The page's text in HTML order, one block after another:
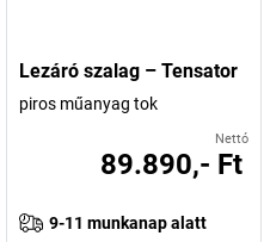
Lezáró szalag – Tensator
piros műanyag tok
Nettó
89.890,- Ft
9-11 munkanap alatt